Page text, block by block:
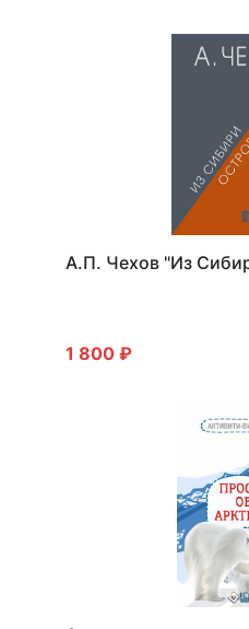
А.П. Чехов "Из
1 800 ₽